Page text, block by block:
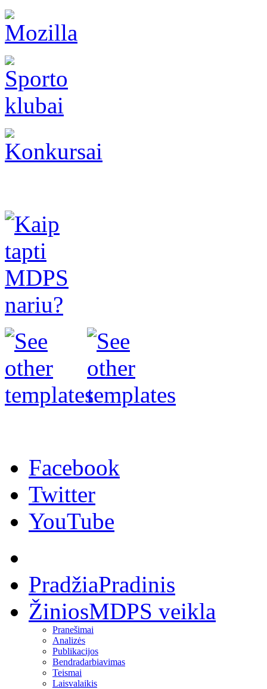
Facebook
Twitter
YouTube
PradžiaPradinis
ŽiniosMDPS veikla
Pranešimai
Analizės
Publikacijos
Bendradarbiavimas
Teismai
Laisvalaikis